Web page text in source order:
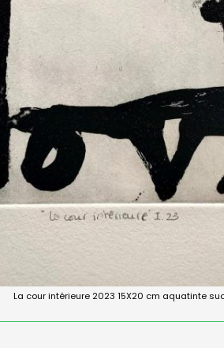
La cour intérieure 2023 15X20 cm aquatinte